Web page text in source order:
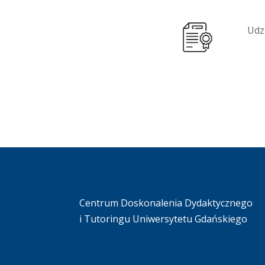
Centrum Doskonalenia Dydaktycznego
i Tutoringu Uniwersytetu Gdańskiego